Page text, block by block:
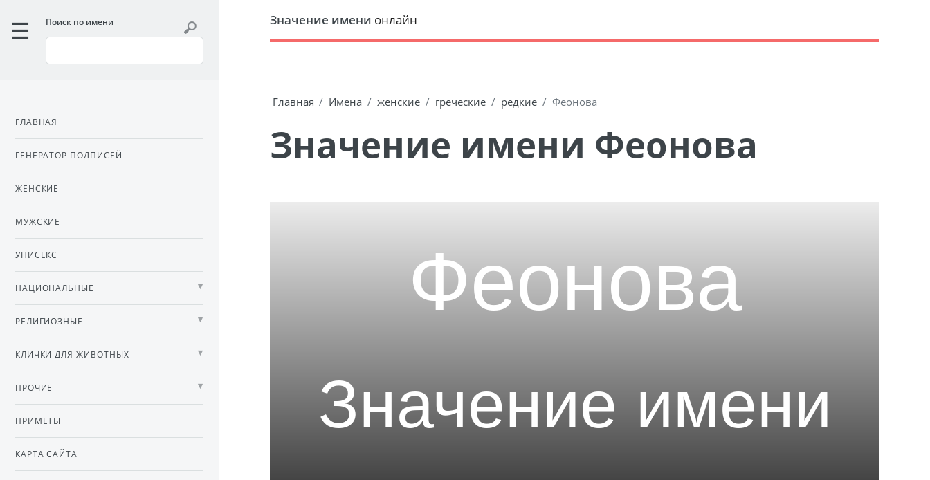
Значение имени онлайн
Главная Имена женские греческие редкие Феонова
Значение имени Феонова
Поиск по имени
ГЛАВНАЯ
ГЕНЕРАТОР ПОДПИСЕЙ
ЖЕНСКИЕ
МУЖСКИЕ
УНИСЕКС
НАЦИОНАЛЬНЫЕ
РЕЛИГИОЗНЫЕ
КЛИЧКИ ДЛЯ ЖИВОТНЫХ
ПРОЧИЕ
ПРИМЕТЫ
КАРТА САЙТА